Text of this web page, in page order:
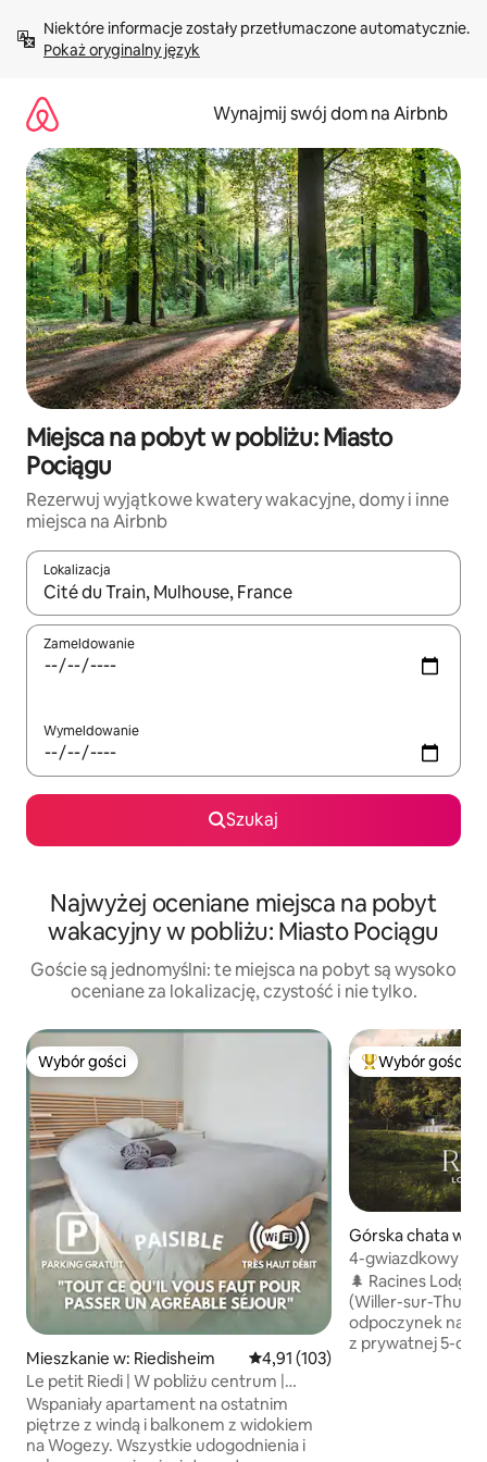
treści Pokaż oryginalny język
Wynajmij swój dom na Airbnb
Miejsca na pobyt w pobliżu: Miasto
Pociągu
Rezerwuj wyjątkowe kwatery wakacyjne, domy i inne
miejsca na Airbnb
Lokalizacja
Gdy wyniki będą dostępne, możesz poruszać się po nich za
Zameldowanie
Wymeldowanie
Szukaj
Najwyżej oceniane miejsca na pobyt
wakacyjny w pobliżu: Miasto Pociągu
Goście są jednomyślni: te miejsca na pobyt są wysoko
oceniane za lokalizację, czystość i nie tylko.
Wybór gości
Wybór gości
Mieszkanie w: Riedisheim Średnia ocena: 4,91 na 5, liczba
4,91 (103)
Le petit Riedi | W pobliżu centrum |
Balkon | Spokojny
Wspaniały apartament na ostatnim
piętrze z windą i balkonem z widokiem
na Wogezy. Wszystkie udogodnienia i
Wybór gości
Górska chata w:
r
4-gwiazdkowy
jacuzzi i widok na
🌲 Racines
(Willer-sur-Thur)!
odpoczynek na
z prywatnej 5-